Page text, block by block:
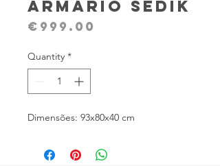
Armário Sedik
€999.00
Quantity *
Dimensões: 93x80x40 cm